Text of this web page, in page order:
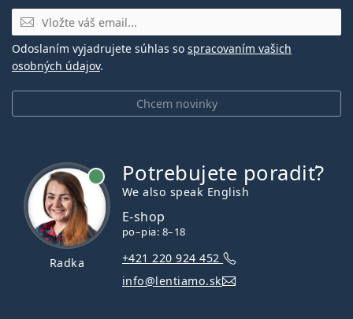
E-mail
Chcem novinky
Odoslaním vyjadrujete súhlas so spracovaním vašich
osobných údajov.
Radka
Potrebujete poradiť?
We also speak English
E-shop
po–pia: 8–18
+421 220 924 452
info@lentiamo.sk